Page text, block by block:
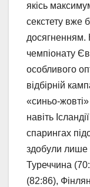
якісь
секстету вже
досягненням.
чемпіонату
особливого
відбірній
«синьо-жовті»
навіть
спарингах
здобули лише
Туреччина
(82:86),